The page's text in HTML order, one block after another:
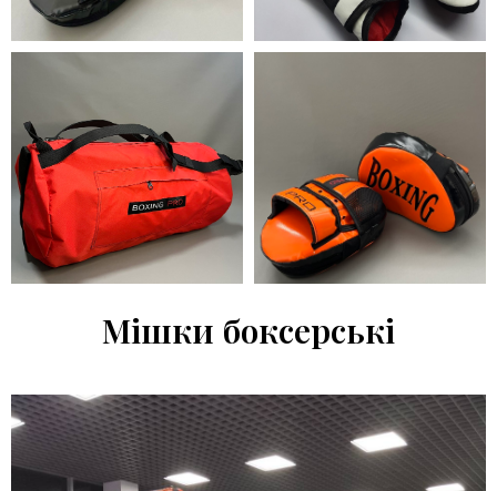
Мішки боксерські